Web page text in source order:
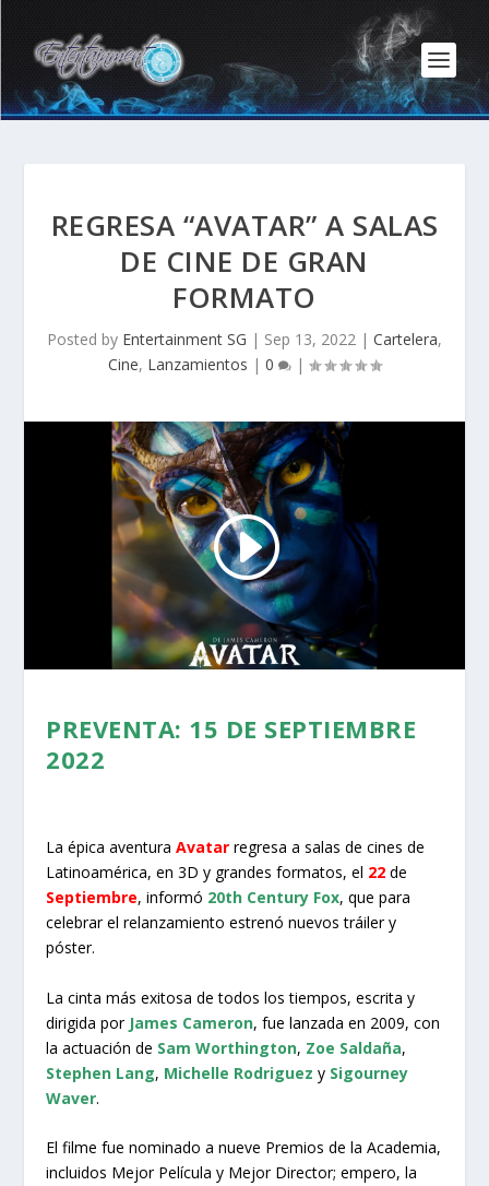
REGRESA “AVATAR” A SALAS
DE CINE DE GRAN
FORMATO
Posted by Entertainment SG | Sep 13, 2022 | Cartelera,
Cine, Lanzamientos | 0 |
PREVENTA: 15 DE SEPTIEMBRE
2022
La épica aventuraAvatar regresa a salas de cines de
Latinoamérica, en 3D y grandes formatos, el 22 de
Septiembre, informó 20th Century Fox, que para
celebrar el relanzamiento estrenó nuevos tráiler y
póster.
La cinta más exitosa de todos los tiempos, escrita y
dirigida por James Cameron, fue lanzada en 2009, con
la actuación de Sam Worthington, Zoe Saldaña,
Stephen Lang, Michelle Rodriguez y Sigourney
Waver.
El filme fue nominado a nueve Premios de la Academia,
incluidos Mejor Película y Mejor Director; empero, la